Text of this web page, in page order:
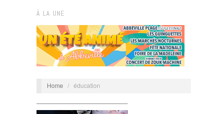
À LA UNE
Home / éducation